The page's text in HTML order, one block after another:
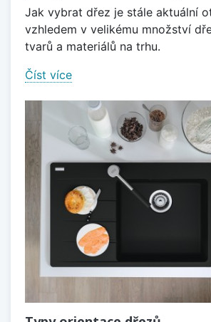
Jak vybrat dřez je stále aktuální
vzhledem v velikému množství
tvarů a materiálů na trhu.
Číst více